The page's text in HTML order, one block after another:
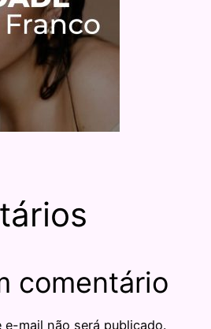
comentário
e-mail não será publicado.